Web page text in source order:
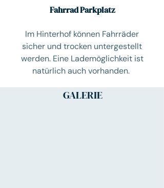
Fahrrad Parkplatz
Im Hinterhof können Fahrräder
sicher und trocken untergestellt
werden. Eine Lademöglichkeit ist
natürlich auch vorhanden.
GALERIE